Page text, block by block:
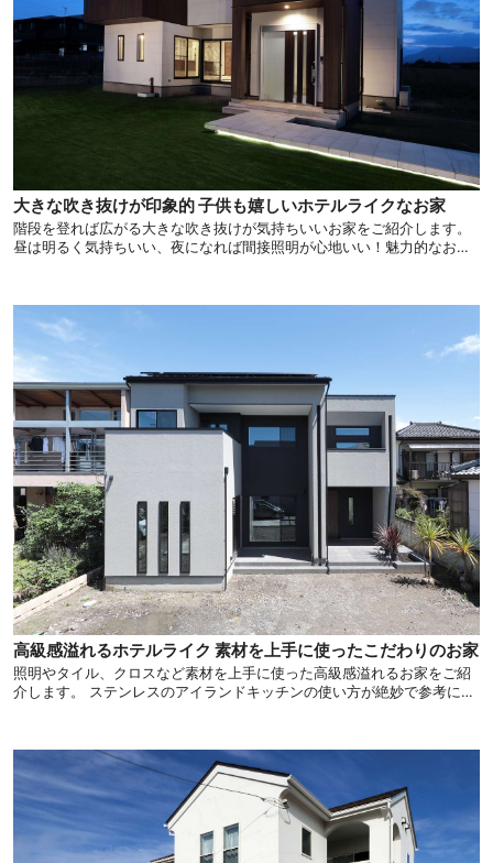
大きな吹き抜けが印象的 子供も嬉しいホテルライクなお家
階段を登れば広がる大きな吹き抜けが気持ちいいお家をご紹介します。
昼は明るく気持ちいい、夜になれば間接照明が心地いい！魅力的なお住
高級感溢れるホテルライク 素材を上手に使ったこだわりのお家
照明やタイル、クロスなど素材を上手に使った高級感溢れるお家をご紹
介します。 ステンレスのアイランドキッチンの使い方が絶妙で参考にな